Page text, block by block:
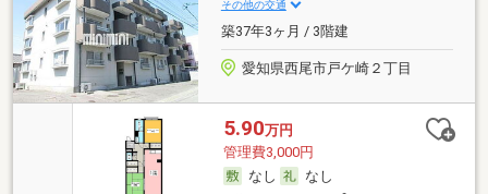
その他の交通
築37年3ヶ月 / 3階建
愛知県西尾市戸ケ崎２丁目
5.90万円
管理費3,000円
なし
なし